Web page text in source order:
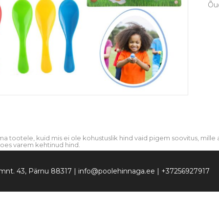
tootele, kuid mis ei ole kohustuslik hind vaid pigem soovitus,
varem kehtinud hind.
43, Pärnu 88317 | info@poolehinnaga.ee | +37256927917